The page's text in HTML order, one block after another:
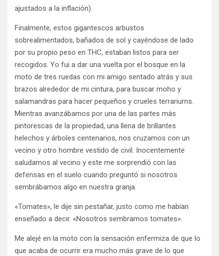
ajustados a la inflación).
Finalmente, estos gigantescos arbustos
sobrealimentados, bañados de sol y cayéndose de lado
por su propio peso en THC, estaban listos para ser
recogidos. Yo fui a dar una vuelta por el bosque en la
moto de tres ruedas con mi amigo sentado atrás y sus
brazos alrededor de mi cintura, para buscar moho y
salamandras para hacer pequeños y crueles terrariums.
Mientras avanzábamos por una de las partes más
pintorescas de la propiedad, una llena de brillantes
helechos y árboles centenarios, nos cruzamos con un
vecino y otro hombre vestido de civil. Inocentemente
saludamos al vecino y este me sorprendió con las
defensas en el suelo cuando preguntó si nosotros
sembrábamos algo en nuestra granja.
«Tomates», le dije sin pestañar, justo como me habían
enseñado a decir. «Nosotros sembramos tomates».
Me alejé en la moto con la sensación enfermiza de que lo
que acaba de ocurrir era mucho más grave de lo que